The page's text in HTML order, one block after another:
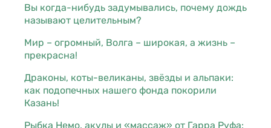
Вы когда-нибудь задумывались, почему дождь
называют целительным?
Мир – огромный, Волга – широкая, а жизнь –
прекрасна!
Драконы, коты-великаны, звёзды и альпаки:
как подопечных нашего фонда покорили
Казань!
Рыбка Немо, акулы и «массаж» от Гарра Руфа: